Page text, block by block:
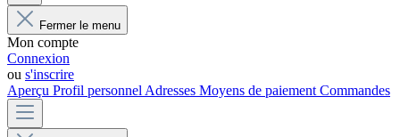
Fermer le menu
Mon compte
Connexion
ou s'inscrire
Aperçu Profil personnel Adresses Moyens de paiement Commandes